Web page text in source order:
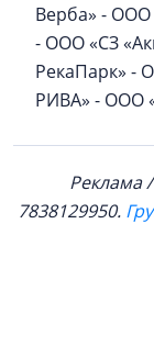
Верба» -
- ООО «СЗ
РекаПарк» -
РИВА» - ООО
Реклама
7838129950.